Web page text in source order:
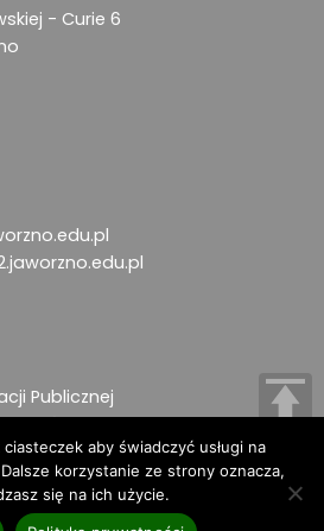
- Curie 6
Publicznej
osobowych
© 2024
aby świadczyć usługi na
korzystanie ze strony oznacza,
się na ich użycie.